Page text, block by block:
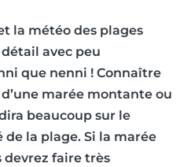
la météo des plages
avec peu
que nenni ! Connaître
d’une marée montante ou
beaucoup sur le
de la plage. Si la marée
devrez faire très